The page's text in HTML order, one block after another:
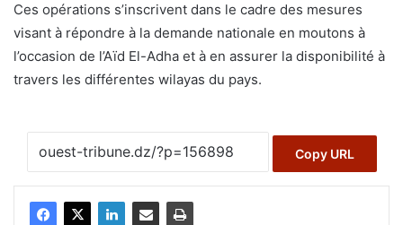
Ces opérations s’inscrivent dans le cadre des mesures
visant à répondre à la demande nationale en moutons à
l’occasion de l’Aïd El-Adha et à en assurer la disponibilité à
travers les différentes wilayas du pays.
Copy URL